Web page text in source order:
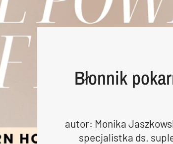
Błonnik
autor: Monika
specjalistka ds.